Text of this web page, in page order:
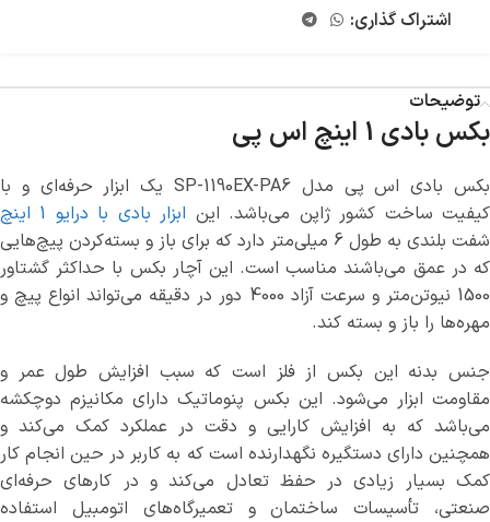
اشتراک گذاری:
توضیحات
بکس بادی 1 اینچ اس پی
بکس بادی اس پی مدل SP-1190EX-PA6 یک ابزار حرفه‌ای و با
کیفیت ساخت کشور ژاپن می‌باشد. این ابزار بادی با درایو 1 اینچ
شفت بلندی به طول 6 میلی‌متر دارد که برای باز و بسته‌کردن پیچ‌هایی
که در عمق می‌باشند مناسب است. این آچار بکس با حداکثر گشتاور
1500 نیوتن‌متر و سرعت آزاد 4000 دور در دقیقه می‌تواند انواع پیچ و
مهره‌ها را باز و بسته کند.
جنس بدنه این بکس از فلز است که سبب افزایش طول عمر و
مقاومت ابزار می‌شود. این بکس پنوماتیک دارای مکانیزم دوچکشه
می‌باشد که به افزایش کارایی و دقت در عملکرد کمک می‌کند و
همچنین دارای دستگیره نگهدارنده است که به کاربر در حین انجام کار
کمک بسیار زیادی در حفظ تعادل می‌کند و در کارهای حرفه‌ای
صنعتی، تأسیسات ساختمان و تعمیرگاه‌های اتومبیل استفاده